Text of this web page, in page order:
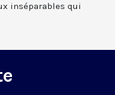
inséparables qui